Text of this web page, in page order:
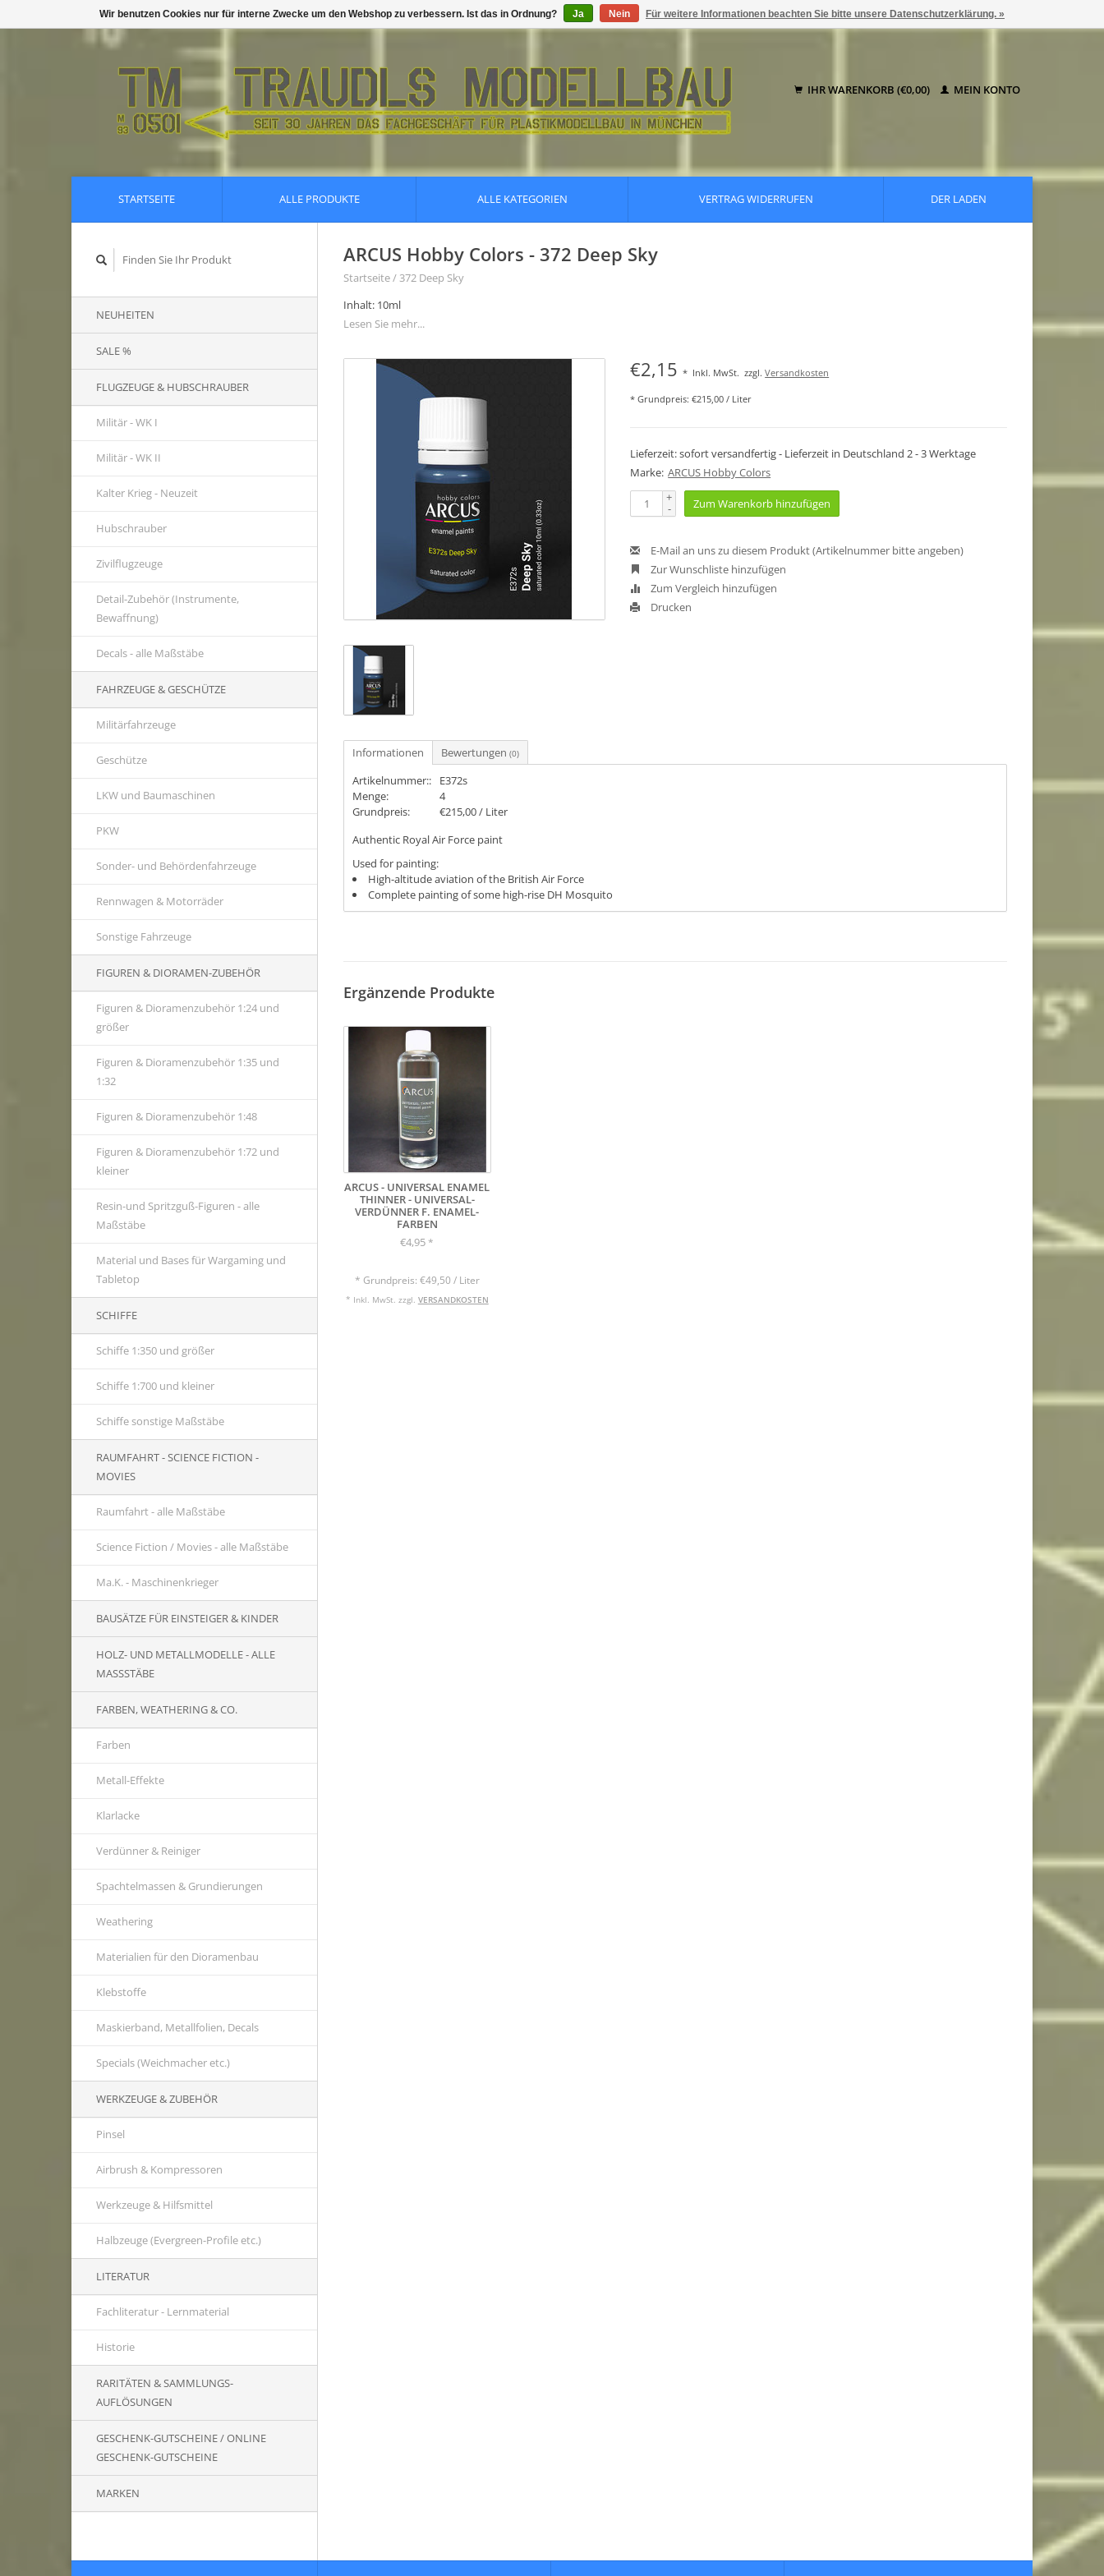
IHR WARENKORB (€0,00) MEIN KONTO
STARTSEITE ALLE PRODUKTE ALLE KATEGORIEN VERTRAG WIDERRUFEN DER LADEN
NEUHEITEN
SALE %
FLUGZEUGE & HUBSCHRAUBER
Militär - WK I
Militär - WK II
Kalter Krieg - Neuzeit
Hubschrauber
Zivilflugzeuge
Detail-Zubehör (Instrumente,
Bewaffnung)
Decals - alle Maßstäbe
FAHRZEUGE & GESCHÜTZE
Militärfahrzeuge
Geschütze
LKW und Baumaschinen
PKW
Sonder- und Behördenfahrzeuge
Rennwagen & Motorräder
Sonstige Fahrzeuge
FIGUREN & DIORAMEN-ZUBEHÖR
Figuren & Dioramenzubehör 1:24 und
größer
Figuren & Dioramenzubehör 1:35 und
1:32
Figuren & Dioramenzubehör 1:48
Figuren & Dioramenzubehör 1:72 und
kleiner
Resin-und Spritzguß-Figuren - alle
Maßstäbe
Material und Bases für Wargaming und
Tabletop
SCHIFFE
Schiffe 1:350 und größer
Schiffe 1:700 und kleiner
Schiffe sonstige Maßstäbe
RAUMFAHRT - SCIENCE FICTION -
MOVIES
Raumfahrt - alle Maßstäbe
Science Fiction / Movies - alle Maßstäbe
Ma.K. - Maschinenkrieger
BAUSÄTZE FÜR EINSTEIGER & KINDER
HOLZ- UND METALLMODELLE - ALLE
MASSSTÄBE
FARBEN, WEATHERING & CO.
Farben
Metall-Effekte
Klarlacke
Verdünner & Reiniger
Spachtelmassen & Grundierungen
Weathering
Materialien für den Dioramenbau
Klebstoffe
Maskierband, Metallfolien, Decals
Specials (Weichmacher etc.)
WERKZEUGE & ZUBEHÖR
Pinsel
Airbrush & Kompressoren
Werkzeuge & Hilfsmittel
Halbzeuge (Evergreen-Profile etc.)
LITERATUR
Fachliteratur - Lernmaterial
Historie
RARITÄTEN & SAMMLUNGS-
AUFLÖSUNGEN
GESCHENK-GUTSCHEINE / ONLINE
GESCHENK-GUTSCHEINE
MARKEN
ARCUS Hobby Colors - 372 Deep Sky
Startseite/ 372 Deep Sky
Inhalt: 10ml
Lesen Sie mehr...
€2,15* Inkl. MwSt. zzgl.Versandkosten
* Grundpreis: €215,00 / Liter
Lieferzeit: sofort versandfertig - Lieferzeit in Deutschland 2 - 3 Werktage
Marke: ARCUS Hobby Colors
+
- Zum Warenkorb hinzufügen
E-Mail an uns zu diesem Produkt (Artikelnummer bitte angeben)
Zur Wunschliste hinzufügen
Zum Vergleich hinzufügen
Drucken
Informationen Bewertungen (0)
Artikelnummer::
E372s
Menge:
4
Grundpreis:
€215,00 / Liter
Authentic Royal Air Force paint
Used for painting:
High-altitude aviation of the British Air Force
Complete painting of some high-rise DH Mosquito
Ergänzende Produkte
ARCUS - UNIVERSAL ENAMEL
THINNER - UNIVERSAL-
VERDÜNNER F. ENAMEL-
FARBEN
€4,95 *
* Grundpreis: €49,50 / Liter
* Inkl. MwSt. zzgl. VERSANDKOSTEN
Wir benutzen Cookies nur für interne Zwecke um den Webshop zu verbessern. Ist das in Ordnung? Ja Nein Für weitere Informationen beachten Sie bitte unsere Datenschutzerklärung. »